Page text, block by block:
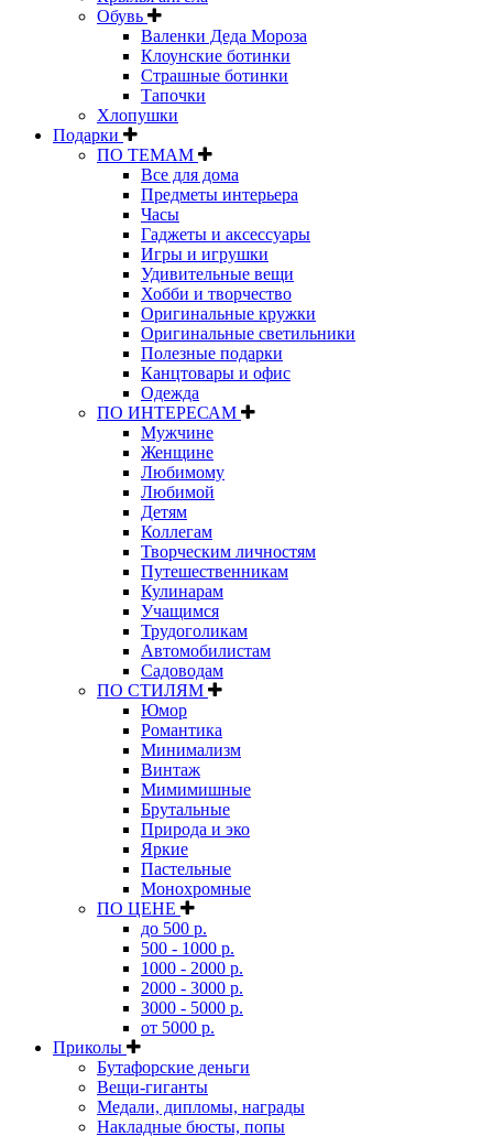
Обувь
Валенки Деда Мороза
Клоунские ботинки
Страшные ботинки
Тапочки
Хлопушки
Подарки
ПО ТЕМАМ
Все для дома
Предметы интерьера
Часы
Гаджеты и аксессуары
Игры и игрушки
Удивительные вещи
Хобби и творчество
Оригинальные кружки
Оригинальные светильники
Полезные подарки
Канцтовары и офис
Одежда
ПО ИНТЕРЕСАМ
Мужчине
Женщине
Любимому
Любимой
Детям
Коллегам
Творческим личностям
Путешественникам
Кулинарам
Учащимся
Трудоголикам
Автомобилистам
Садоводам
ПО СТИЛЯМ
Юмор
Романтика
Минимализм
Винтаж
Мимимишные
Брутальные
Природа и эко
Яркие
Пастельные
Монохромные
ПО ЦЕНЕ
до 500 р.
500 - 1000 р.
1000 - 2000 р.
2000 - 3000 р.
3000 - 5000 р.
от 5000 р.
Приколы
Бутафорские деньги
Вещи-гиганты
Медали, дипломы, награды
Накладные бюсты, попы